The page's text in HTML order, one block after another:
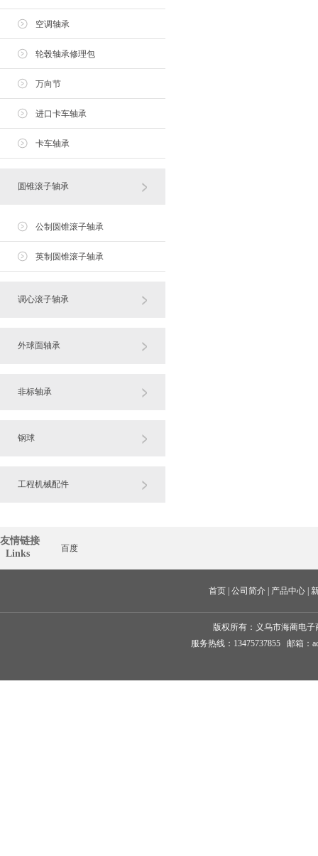
空调轴承
轮毂轴承修理包
万向节
进口卡车轴承
卡车轴承
圆锥滚子轴承
公制圆锥滚子轴承
英制圆锥滚子轴承
调心滚子轴承
外球面轴承
非标轴承
钢球
工程机械配件
友情链接
  Links
百度
首页 | 公司简介 | 产品中心 |
版权所有： 义乌市海蔺电子
服务热线：13475737855 邮箱：